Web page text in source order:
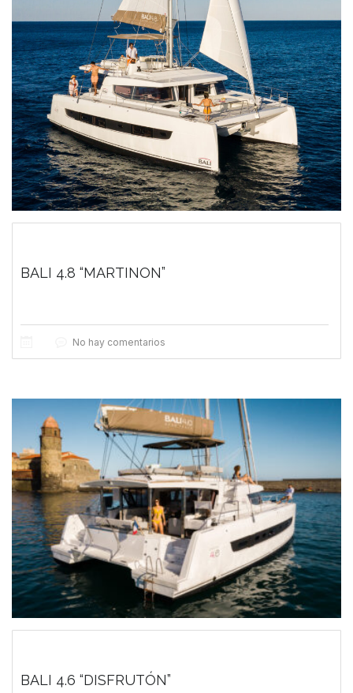
BALI 4.8 “MARTINON”
No hay comentarios
BALI 4.6 “DISFRUTÓN”